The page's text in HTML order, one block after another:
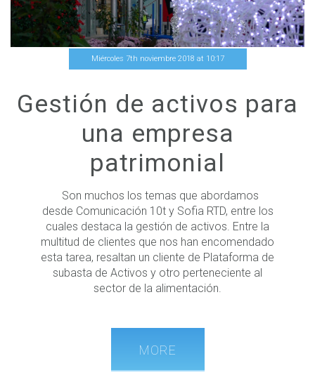
Miércoles 7th noviembre 2018 at 10:17
Gestión de activos para
una empresa
patrimonial
Son muchos los temas que abordamos
desde Comunicación 10t y Sofia RTD, entre los
cuales destaca la gestión de activos. Entre la
multitud de clientes que nos han encomendado
esta tarea, resaltan un cliente de Plataforma de
subasta de Activos y otro perteneciente al
sector de la alimentación.
MORE